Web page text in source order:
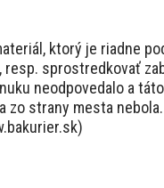
ktorý je riadne
sprostredkovať
neodpovedalo a
zo strany mesta